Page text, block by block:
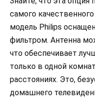
самого
модель Philips
фильтром. Антенна
что обеспечивает
только в одной
расстояниях. Это,
домашнего